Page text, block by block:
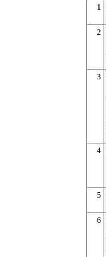
1
2
3
4
5
6